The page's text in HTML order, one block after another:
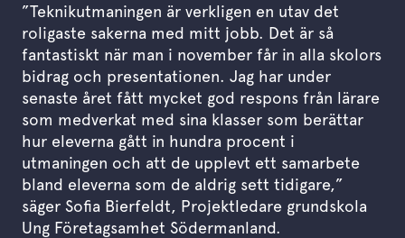
”Teknikutmaningen är verkligen en utav det
roligaste sakerna med mitt jobb. Det är så
fantastiskt när man i november får in alla skolors
bidrag och presentationen. Jag har under
senaste året fått mycket god respons från lärare
som medverkat med sina klasser som berättar
hur eleverna gått in hundra procent i
utmaningen och att de upplevt ett samarbete
bland eleverna som de aldrig sett tidigare,”
säger Sofia Bierfeldt, Projektledare grundskola
Ung Företagsamhet Södermanland.